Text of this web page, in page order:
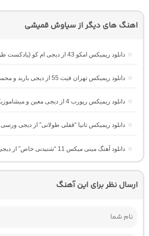
اهنگ های دیگر از سیاوش قمیشی
دانلود ریمیکس امکو 43 از دیجی ام کو (پادکست طولانی عاشقانه)
دانلود ریمیکس تهران فیت 55 از دیجی باربد و محمد موریانی
دانلود ریمیکس ریورب 4 از دیجی معین و میشاموزیکز “طولانی احساسی”
دانلود ریمیکس تانیا “قفلی طولانی” از دیجی ورسی
دانلود آهنگ مینی میکس 11 “شنیدنی خاص” از دیجی آلیزو
ارسال نظر برای این آهنگ